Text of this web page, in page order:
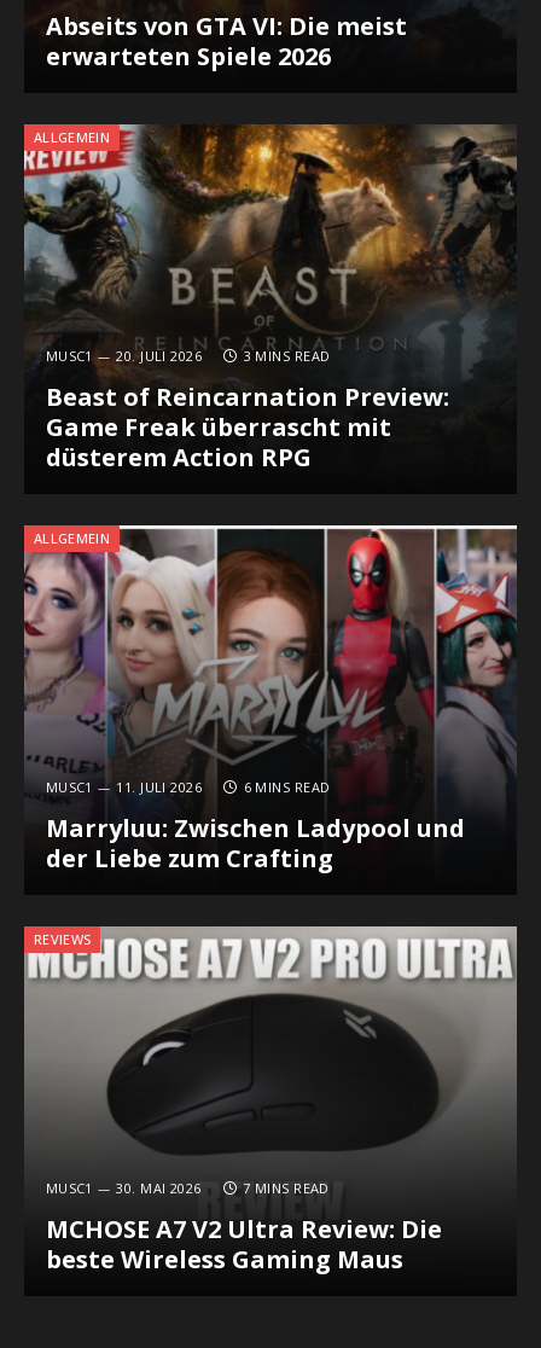
Abseits von GTA VI: Die meist
erwarteten Spiele 2026
ALLGEMEIN
MUSC1 20. JULI 2026 3 MINS READ
Beast of Reincarnation Preview:
Game Freak überrascht mit
düsterem Action RPG
ALLGEMEIN
MUSC1 11. JULI 2026 6 MINS READ
Marryluu: Zwischen Ladypool und
der Liebe zum Crafting
REVIEWS
MUSC1 30. MAI 2026 7 MINS READ
MCHOSE A7 V2 Ultra Review: Die
beste Wireless Gaming Maus